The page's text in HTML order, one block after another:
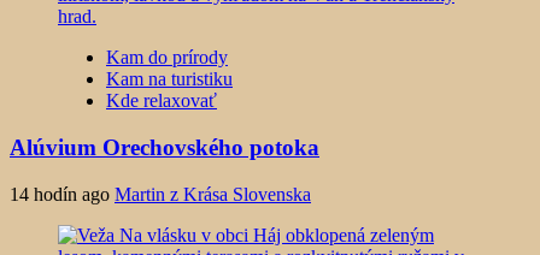
Kam do prírody
Kam na turistiku
Kde relaxovať
Alúvium Orechovského potoka
14 hodín ago Martin z Krása Slovenska